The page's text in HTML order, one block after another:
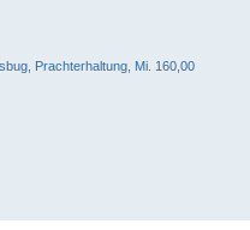
Prachterhaltung, Mi. 160,00